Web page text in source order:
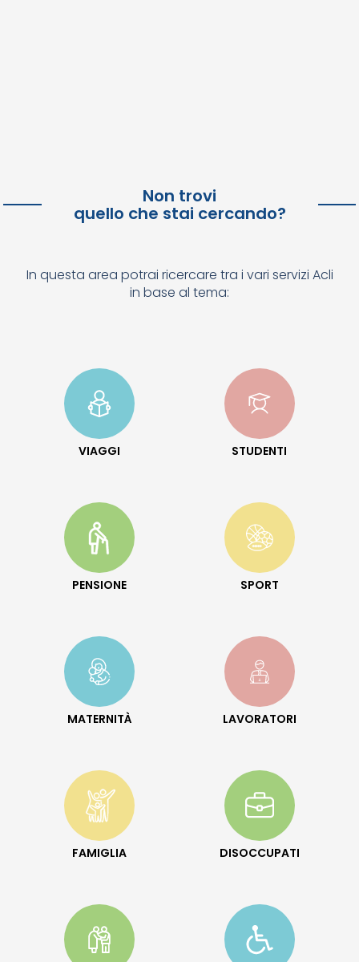
Non trovi
quello che stai cercando?
In questa area potrai ricercare tra i vari servizi Acli
in base al tema:
VIAGGI STUDENTI
PENSIONE SPORT
MATERNITÀ LAVORATORI
FAMIGLIA DISOCCUPATI